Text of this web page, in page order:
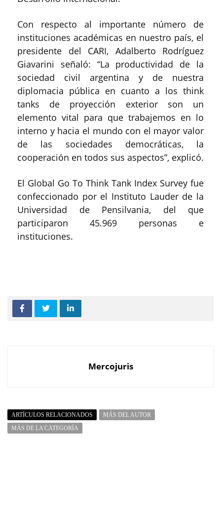
Con respecto al importante número de
instituciones académicas en nuestro país, el
presidente del CARI, Adalberto Rodríguez
Giavarini señaló: “La productividad de la
sociedad civil argentina y de nuestra
diplomacia pública en cuanto a los think
tanks de proyección exterior son un
elemento vital para que trabajemos en lo
interno y hacia el mundo con el mayor valor
de las sociedades democráticas, la
cooperación en todos sus aspectos”, explicó.
El Global Go To Think Tank Index Survey fue
confeccionado por el Instituto Lauder de la
Universidad de Pensilvania, del que
participaron 45.969 personas e
instituciones.
Mercojuris
ARTÍCULOS RELACIONADOS
MÁS DEL AUTOR
MÁS DE LA CATEGORÍA